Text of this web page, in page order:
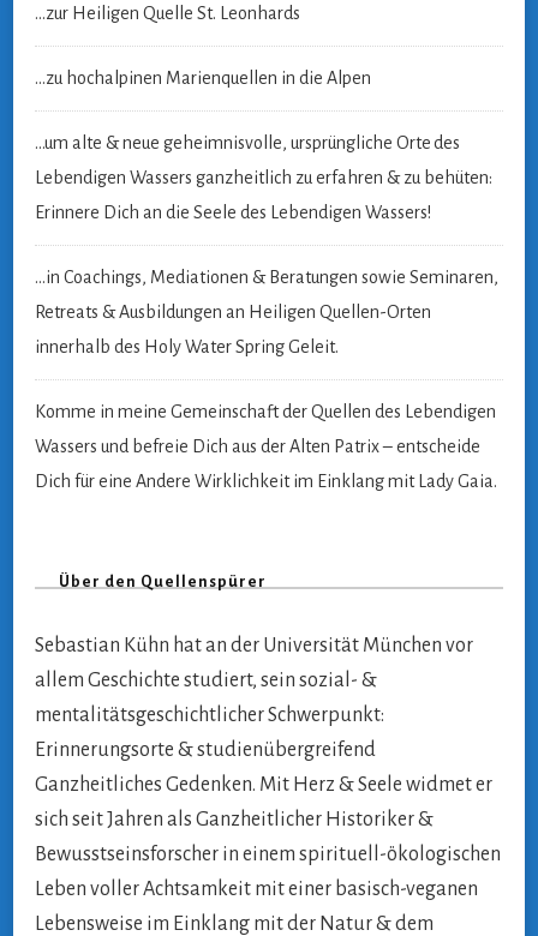
…zur Heiligen Quelle St. Leonhards
…zu hochalpinen Marienquellen in die Alpen
…um alte & neue geheimnisvolle, ursprüngliche Ortedes
Lebendigen Wassers ganzheitlich zu erfahren & zu behüten:
Erinnere Dich an die Seele des Lebendigen Wassers!
…in Coachings, Mediationen & Beratungen sowie Seminaren,
Retreats & Ausbildungen an Heiligen Quellen-Orten
innerhalb des Holy Water Spring Geleit.
Komme in meine Gemeinschaft der Quellen des Lebendigen
Wassers und befreie Dich aus der Alten Patrix – entscheide
Dich für eine Andere Wirklichkeit im Einklang mit Lady Gaia.
Über den Quellenspürer
Sebastian Kühn hat an der Universität München vor
allem Geschichte studiert, sein sozial- &
mentalitätsgeschichtlicher Schwerpunkt:
Erinnerungsorte & studienübergreifend
Ganzheitliches Gedenken. Mit Herz & Seele widmet er
sich seit Jahren als Ganzheitlicher Historiker &
Bewusstseinsforscher in einem spirituell-ökologischen
Leben voller Achtsamkeit mit einer basisch-veganen
Lebensweise im Einklang mit der Natur & dem